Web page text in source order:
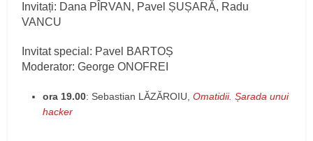
Invitați: Dana PÎRVAN, Pavel ȘUȘARĂ, Radu
VANCU
Invitat special: Pavel BARTOȘ
Moderator: George ONOFREI
ora 19.00: Sebastian LĂZĂROIU,Omatidii. Șarada unui
hacker